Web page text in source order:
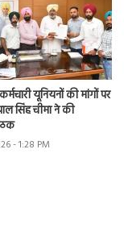
यूनियनों की मांगों पर
सिंह चीमा ने की
- 1:28 PM